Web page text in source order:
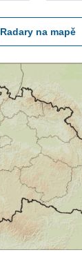
Radary na mapě